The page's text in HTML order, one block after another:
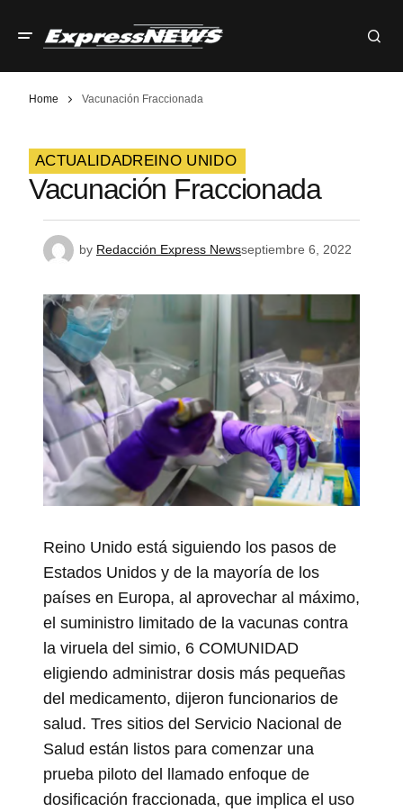
Home Vacunación Fraccionada
ACTUALIDADREINO UNIDO
Vacunación Fraccionada
by Redacción Express Newsseptiembre 6, 2022
Reino Unido está siguiendo los pasos de
Estados Unidos y de la mayoría de los
países en Europa, al aprovechar al máximo,
el suministro limitado de la vacunas contra
la viruela del simio, 6 COMUNIDAD
eligiendo administrar dosis más pequeñas
del medicamento, dijeron funcionarios de
salud. Tres sitios del Servicio Nacional de
Salud están listos para comenzar una
prueba piloto del llamado enfoque de
dosificación fraccionada, que implica el uso